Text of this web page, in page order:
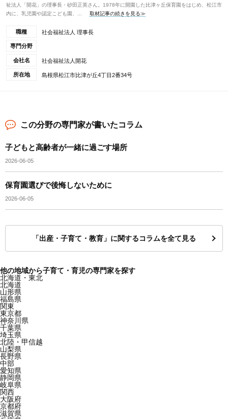
祉法人「開花」の理事長・砂田正英さん。1978年に開園した比津ヶ丘保育園をはじめ、松江市
内に、乳児園や認定こども園、...
取材記事の続きを見る≫
職種 社会福祉法人 理事長
専門分野
会社名 社会福祉法人開花
所在地 島根県松江市比津が丘4丁目2番34号
この分野の専門家が書いたコラム
子どもと高齢者が一緒に過ごす場所
2026-06-05
保育園選びで後悔しないために
2026-06-05
「出産・子育て・教育」に関するコラムを全て見る
他の地域から子育て・育児の専門家を探す
北海道・東北
北海道
山形県
福島県
関東
東京都
神奈川県
千葉県
埼玉県
北陸・甲信越
山梨県
長野県
中部
愛知県
静岡県
岐阜県
関西
大阪府
京都府
滋賀県